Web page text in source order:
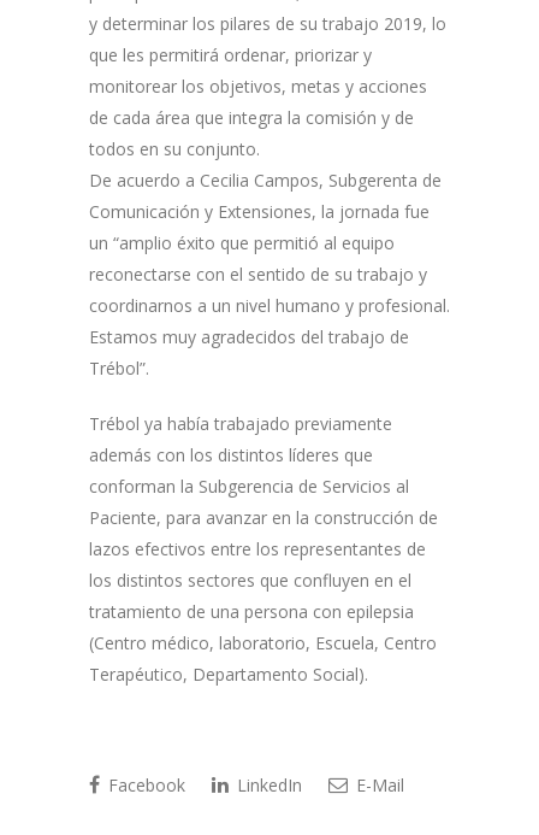
y determinar los pilares de su trabajo 2019, lo
que les permitirá ordenar, priorizar y
monitorear los objetivos, metas y acciones
de cada área que integra la comisión y de
todos en su conjunto.
De acuerdo a Cecilia Campos, Subgerenta de
Comunicación y Extensiones, la jornada fue
un “amplio éxito que permitió al equipo
reconectarse con el sentido de su trabajo y
coordinarnos a un nivel humano y profesional.
Estamos muy agradecidos del trabajo de
Trébol”.
Trébol ya había trabajado previamente
además con los distintos líderes que
conforman la Subgerencia de Servicios al
Paciente, para avanzar en la construcción de
lazos efectivos entre los representantes de
los distintos sectores que confluyen en el
tratamiento de una persona con epilepsia
(Centro médico, laboratorio, Escuela, Centro
Terapéutico, Departamento Social).
Facebook LinkedIn E-Mail